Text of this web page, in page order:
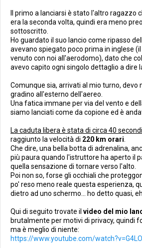
Il primo a lanciarsi è stato l'altro ragazzo
era la seconda volta, quindi era meno
sottoscritto.
Ho guardato il suo lancio come ripasso
avevano spiegato poco prima in inglese
venuto con noi all'aerodomo), dato che
avevo capito ogni singolo dettaglio a dire
Comunque sia, arrivati al mio turno, devo
gradino all'esterno dell'aereo.
Una fatica immane per via del vento e
siamo lanciati come da copione ed è
La caduta libera è stata di circa 40 secondi
raggiunto la velocità di 220 km orari
Che dire, una bella botta di adrenalina,
più paura quando l'istruttore ha aperto il
quella sensazione di tornare verso l'alto.
Poi non so, forse gli occhiali che
po' reso meno reale questa esperienza,
dietro ad uno schermo... ho detto quasi,
Qui di seguito trovate il video del mio
brutalmente per motivi di privacy, quindi
ma è meglio di niente:
https://www.youtube.com/